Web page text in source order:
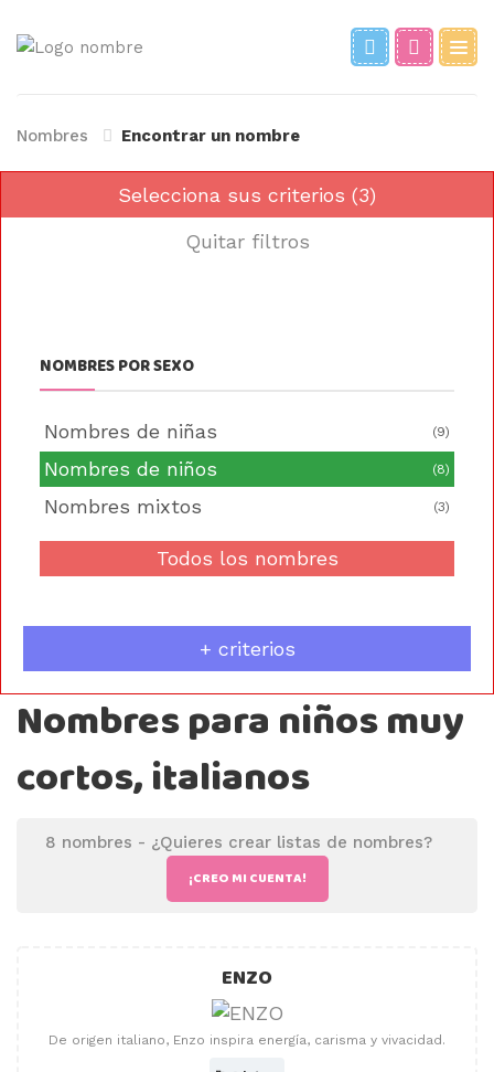
Nombres Encontrar un nombre
Selecciona sus criterios (3)
Quitar filtros
NOMBRES POR SEXO
Nombres de niñas (9)
Nombres de niños (8)
Nombres mixtos (3)
Todos los nombres
+ criterios
Nombres para niños muy
cortos, italianos
8 nombres - ¿Quieres crear listas de nombres?
¡CREO MI CUENTA!
ENZO
De origen italiano, Enzo inspira energía, carisma y vivacidad.